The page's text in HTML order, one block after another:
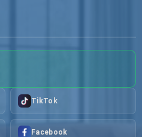
TikTok
Facebook